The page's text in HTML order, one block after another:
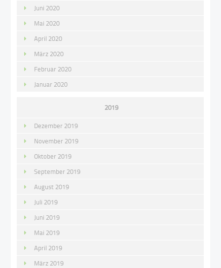
Juni 2020
Mai 2020
April 2020
März 2020
Februar 2020
Januar 2020
2019
Dezember 2019
November 2019
Oktober 2019
September 2019
August 2019
Juli 2019
Juni 2019
Mai 2019
April 2019
März 2019